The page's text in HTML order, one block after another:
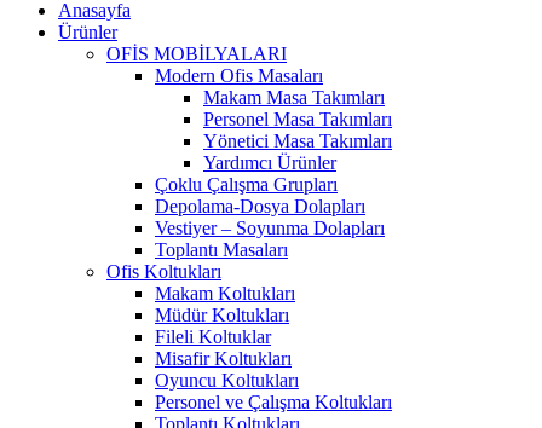
Anasayfa
Ürünler
OFİS MOBİLYALARI
Modern Ofis Masaları
Makam Masa Takımları
Personel Masa Takımları
Yönetici Masa Takımları
Yardımcı Ürünler
Çoklu Çalışma Grupları
Depolama-Dosya Dolapları
Vestiyer – Soyunma Dolapları
Toplantı Masaları
Ofis Koltukları
Makam Koltukları
Müdür Koltukları
Fileli Koltuklar
Misafir Koltukları
Oyuncu Koltukları
Personel ve Çalışma Koltukları